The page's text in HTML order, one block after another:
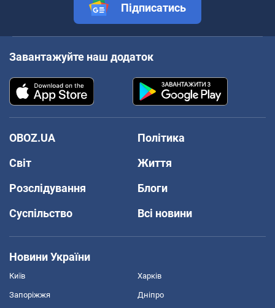
Підписатись
Завантажуйте наш додаток
OBOZ.UA
Політика
Світ
Життя
Розслідування
Блоги
Суспільство
Всі новини
Новини України
Київ Харків
Запоріжжя Дніпро